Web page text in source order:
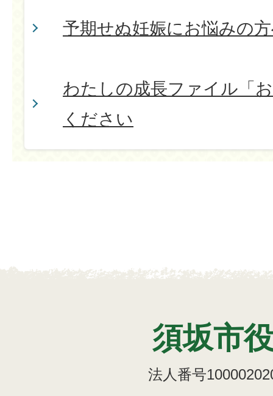
予期せぬ妊娠にお悩みの
わたしの成長ファイル「
ください
須坂市
法人番号